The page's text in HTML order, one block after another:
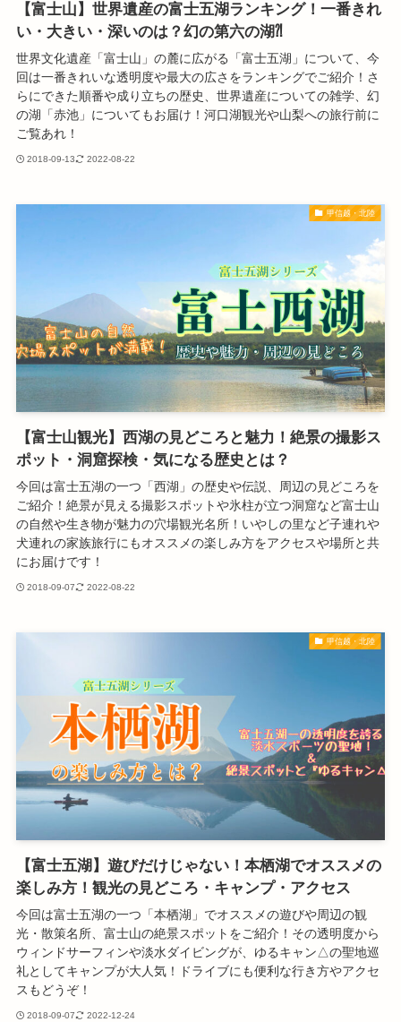
【富士山】世界遺産の富士五湖ランキング！一番きれ
い・大きい・深いのは？幻の第六の湖⁈
世界文化遺産「富士山」の麓に広がる「富士五湖」について、今
回は一番きれいな透明度や最大の広さをランキングでご紹介！さ
らにできた順番や成り立ちの歴史、世界遺産についての雑学、幻
の湖「赤池」についてもお届け！河口湖観光や山梨への旅行前に
ご覧あれ！
2018-09-13 2022-08-22
甲信越・北陸
【富士山観光】西湖の見どころと魅力！絶景の撮影ス
ポット・洞窟探検・気になる歴史とは？
今回は富士五湖の一つ「西湖」の歴史や伝説、周辺の見どころを
ご紹介！絶景が見える撮影スポットや氷柱が立つ洞窟など富士山
の自然や生き物が魅力の穴場観光名所！いやしの里など子連れや
犬連れの家族旅行にもオススメの楽しみ方をアクセスや場所と共
にお届けです！
2018-09-07 2022-08-22
甲信越・北陸
【富士五湖】遊びだけじゃない！本栖湖でオススメの
楽しみ方！観光の見どころ・キャンプ・アクセス
今回は富士五湖の一つ「本栖湖」でオススメの遊びや周辺の観
光・散策名所、富士山の絶景スポットをご紹介！その透明度から
ウィンドサーフィンや淡水ダイビングが、ゆるキャン△の聖地巡
礼としてキャンプが大人気！ドライブにも便利な行き方やアクセ
スもどうぞ！
2018-09-07 2022-12-24